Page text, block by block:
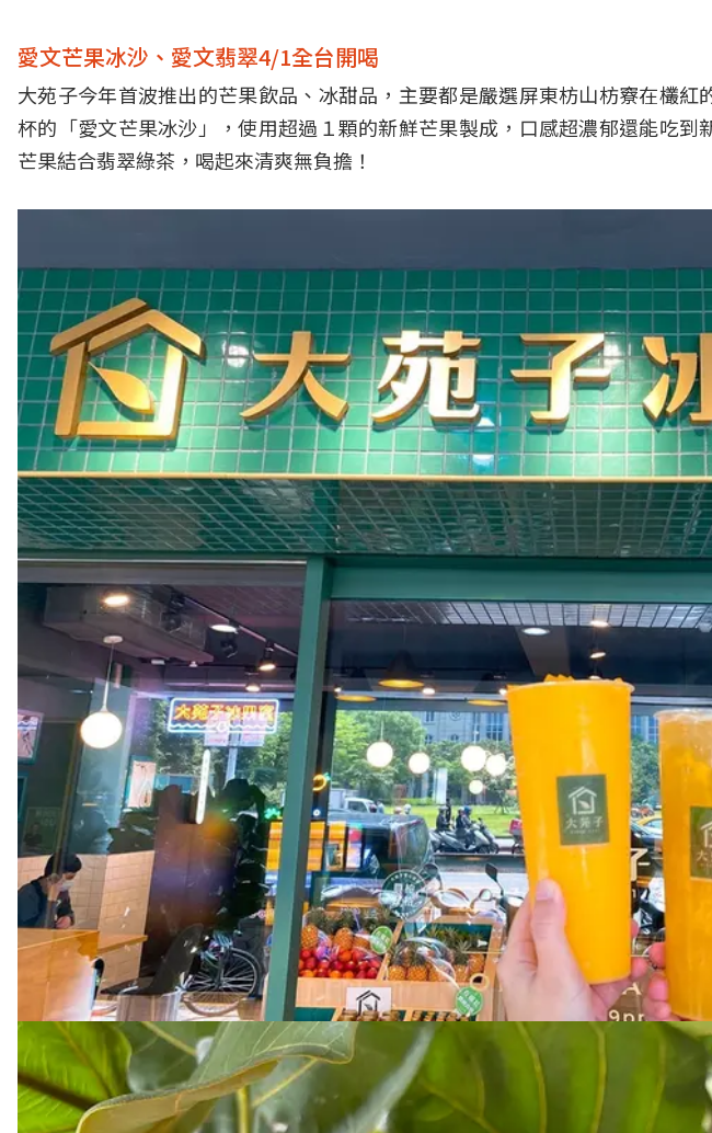
愛文芒果冰沙、愛文翡翠4/1全台開喝
大苑子今年首波推出的芒果飲品、冰甜品，主要都是嚴選屏東枋山枋竂在欉
杯的「愛文芒果冰沙」，使用超過１顆的新鮮芒果製成，口感超濃郁還能吃到
芒果結合翡翠綠茶，喝起來清爽無負擔！